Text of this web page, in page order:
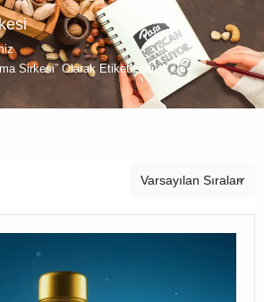
Sirkesi” Olarak Etiketlendi